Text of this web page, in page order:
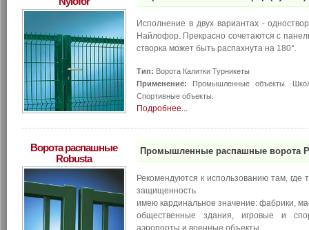
Исполнение в двух вариантах -
Найлофор. Прекрасно сочетаются с
створка может быть распахнута на 180°.
Тип: Ворота Калитки Турникеты
Применение: Промышленные объекты.
Спортивные объекты.
Подробнее...
Ворота распашные
Robusta
Промышленные распашные ворота
Рекомендуются к использованию там, где
защищенность
имею кардинальное значение: фабрики,
общественные здания, игровые и
аэропорты и военные объекты.